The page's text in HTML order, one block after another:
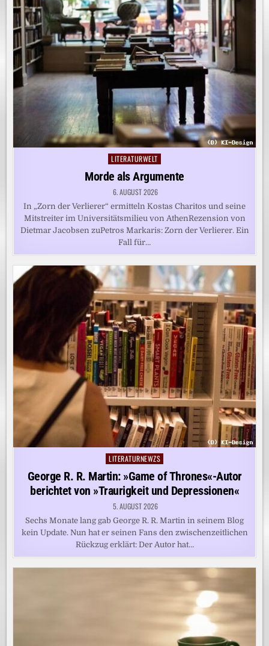
Posted
in
LITERATURWELT
Morde als Argumente
6. AUGUST 2026
In „Zorn der Verlierer“ ermitteln Kostas Charitos und seine
Mitstreiter im Universitätsmilieu von AthenRezension von
Dietmar Jacobsen zuPetros Markaris: Zorn der Verlierer. Ein
Fall für…
Posted
in
LITERATURNEWZS
George R. R. Martin: »Game of Thrones«-Autor
berichtet von »Traurigkeit und Depressionen«
5. AUGUST 2026
Sechs Monate lang gab George R. R. Martin in seinem Blog
kein Update. Nun hat er seinen Fans den zwischenzeitlichen
Rückzug erklärt: Der Autor hat…